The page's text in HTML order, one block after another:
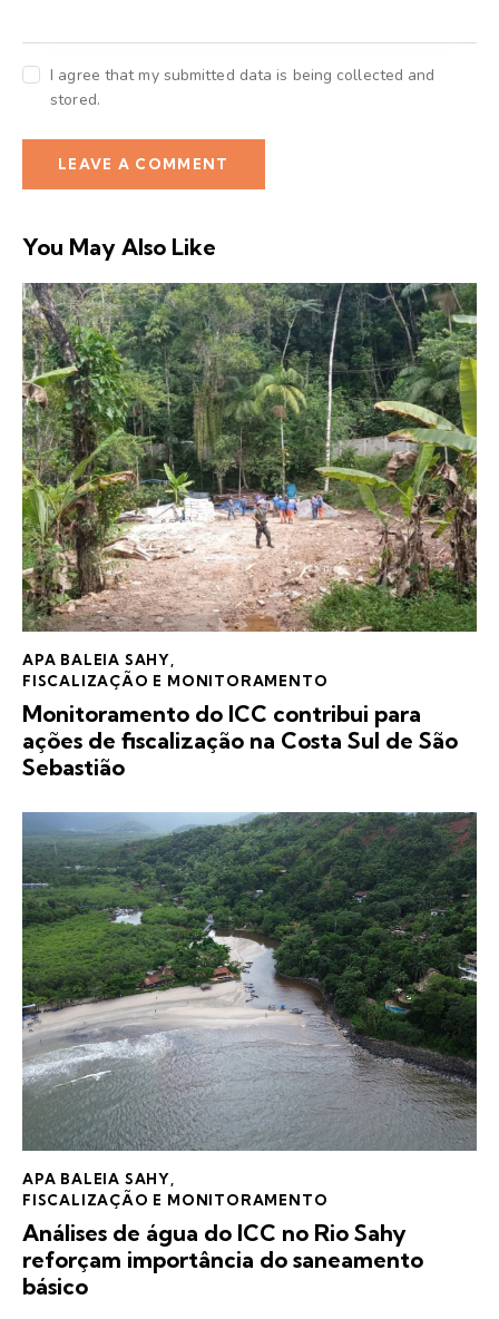
I agree that my submitted data is being collected and
stored.
You May Also Like
APA BALEIA SAHY
FISCALIZAÇÃO E MONITORAMENTO
Monitoramento do ICC contribui para
ações de fiscalização na Costa Sul de São
Sebastião
APA BALEIA SAHY
FISCALIZAÇÃO E MONITORAMENTO
Análises de água do ICC no Rio Sahy
reforçam importância do saneamento
básico